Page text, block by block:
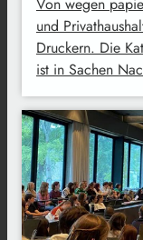
und
Druckern. Die
ist in Sachen